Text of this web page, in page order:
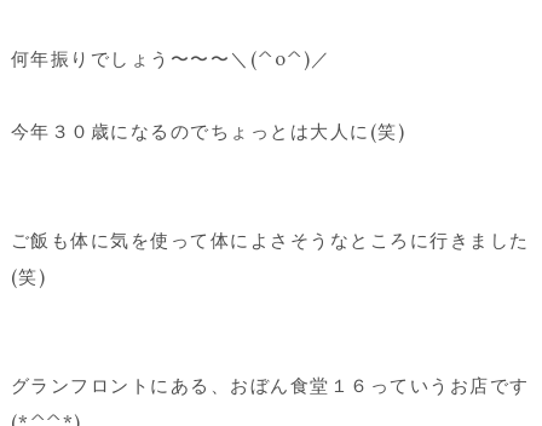
何年振りでしょう〜〜〜＼(^o^)／
今年３０歳になるのでちょっとは大人に(笑)
ご飯も体に気を使って体によさそうなところに行きました
(笑)
グランフロントにある、おぼん食堂１６っていうお店です